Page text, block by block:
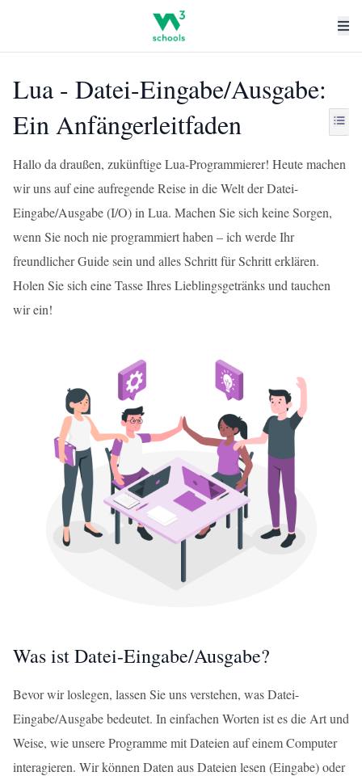
Lua - Datei-Eingabe/Ausgabe:
Ein Anfängerleitfaden
Hallo da draußen, zukünftige Lua-Programmierer! Heute machen
wir uns auf eine aufregende Reise in die Welt der Datei-
Eingabe/Ausgabe (I/O) in Lua. Machen Sie sich keine Sorgen,
wenn Sie noch nie programmiert haben – ich werde Ihr
freundlicher Guide sein und alles Schritt für Schritt erklären.
Holen Sie sich eine Tasse Ihres Lieblingsgetränks und tauchen
wir ein!
Was ist Datei-Eingabe/Ausgabe?
Bevor wir loslegen, lassen Sie uns verstehen, was Datei-
Eingabe/Ausgabe bedeutet. In einfachen Worten ist es die Art und
Weise, wie unsere Programme mit Dateien auf einem Computer
interagieren. Wir können Daten aus Dateien lesen (Eingabe) oder